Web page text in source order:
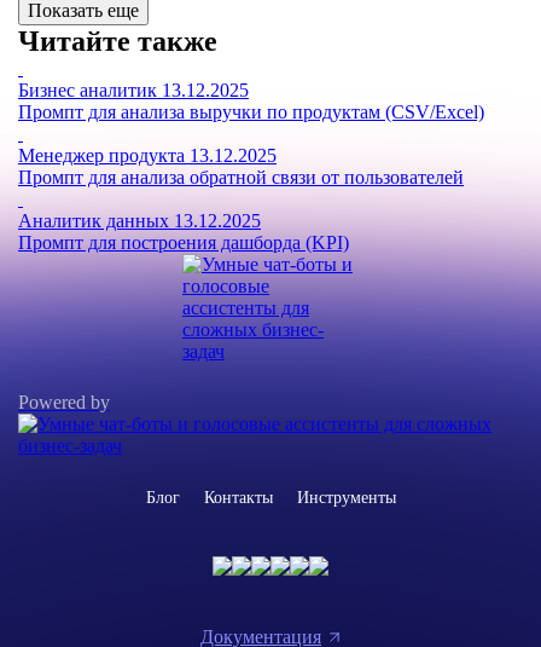
Показать еще
Читайте также
Бизнес аналитик 13.12.2025
Промпт для анализа выручки по продуктам (CSV/Excel)
Менеджер продукта 13.12.2025
Промпт для анализа обратной связи от пользователей
Аналитик данных 13.12.2025
Промпт для построения дашборда (KPI)
Powered by
Блог Контакты Инструменты
Документация